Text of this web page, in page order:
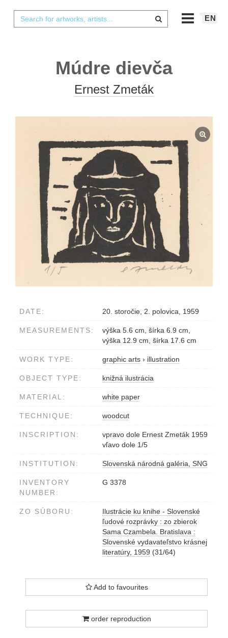
EN
Múdre dievča
Ernest Zmeták
DATE: 20. storočie, 2. polovica, 1959
MEASUREMENTS:
výška 5.6 cm, šírka 6.9 cm,
výška 12.9 cm, šírka 17.6 cm
WORK TYPE: graphic arts › illustration
OBJECT TYPE: knižná ilustrácia
MATERIAL: white paper
TECHNIQUE: woodcut
INSCRIPTION:
vpravo dole Ernest Zmeták 1959
vľavo dole 1/5
INSTITUTION: Slovenská národná galéria, SNG
INVENTORY
NUMBER:
G 3378
ZO SÚBORU:
Ilustrácie ku knihe - Slovenské
ľudové rozprávky : zo zbierok
Sama Czambela. Bratislava :
Slovenské vydavateľstvo krásnej
literatúry, 1959 (31/64)
Add to favourites
order reproduction